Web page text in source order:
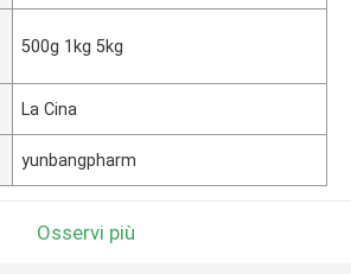
500g 1kg 5kg
La Cina
yunbangpharm
Osservi più